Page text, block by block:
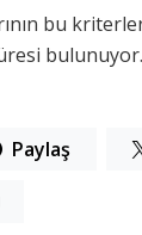
bu
bulunuyor.
Paylaş